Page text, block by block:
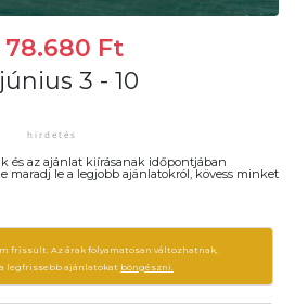
78.680 Ft
június 3 - 10
és az ajánlat kiírásanak időpontjában
maradj le a legjobb ajánlatokról, kövess minket
frissült. Az árak folyamatosan változhatnak,
legfrissebb ajánlatokat böngészni.